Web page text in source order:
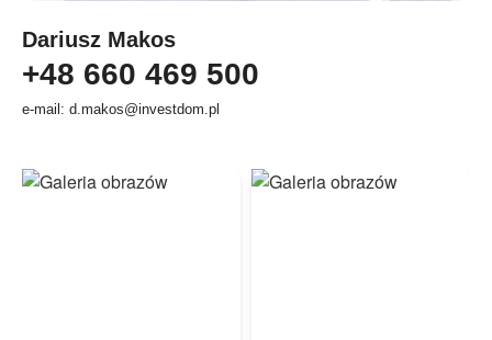
Dariusz Makos
+48 660 469 500
e-mail: d.makos@investdom.pl